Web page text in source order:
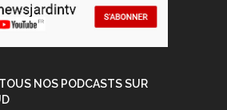
NOS PODCASTS SUR